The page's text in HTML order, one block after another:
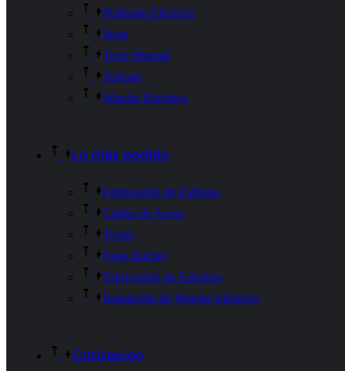
Polipasto Electrico
Soga
Tecle Manual
Tortuga
Winche Electrico
Lo más pedido
Fabricación de Eslingas
Cables de Acero
Tecles
Fajas Rachet
Fabricación de Estrobos
Instalación de Winche Eléctrico
Cotizacion